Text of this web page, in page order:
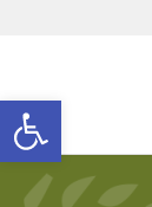
פתח